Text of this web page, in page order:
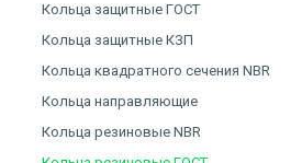
Кольца защитные ГОСТ
Кольца защитные КЗП
Кольца квадратного сечения NBR
Кольца направляющие
Кольца резиновые NBR